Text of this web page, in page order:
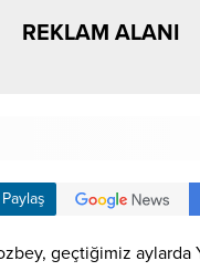
REKLAM ALANI
Paylaş
geçtiğimiz aylarda